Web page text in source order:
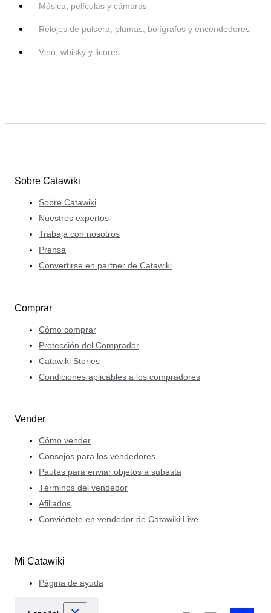
Música, películas y cámaras
Relojes de pulsera, plumas, bolígrafos y encendedores
Vino, whisky y licores
Sobre Catawiki
Sobre Catawiki
Nuestros expertos
Trabaja con nosotros
Prensa
Convertirse en partner de Catawiki
Comprar
Cómo comprar
Protección del Comprador
Catawiki Stories
Condiciones aplicables a los compradores
Vender
Cómo vender
Consejos para los vendedores
Pautas para enviar objetos a subasta
Términos del vendedor
Afiliados
Conviértete en vendedor de Catawiki Live
Mi Catawiki
Página de ayuda